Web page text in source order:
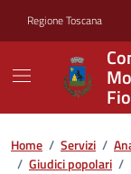
Regione Toscana
Home / Servizi /
/ Giudici popolari /